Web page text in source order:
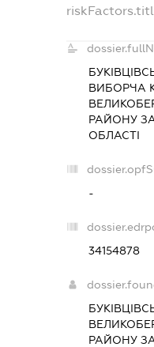
ВИБОРЧА
РАЙОНУ
ОБЛАСТІ
-
34154878
РАЙОНУ